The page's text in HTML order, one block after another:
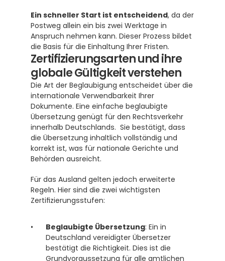
Ein schneller Start ist entscheidend, da der
Postweg allein ein bis zwei Werktage in
Anspruch nehmen kann. Dieser Prozess bildet
die Basis für die Einhaltung Ihrer Fristen.
Zertifizierungsarten und ihre
globale Gültigkeit verstehen
Die Art der Beglaubigung entscheidet über die
internationale Verwendbarkeit Ihrer
Dokumente. Eine einfache beglaubigte
Übersetzung genügt für den Rechtsverkehr
innerhalb Deutschlands.  Sie bestätigt, dass
die Übersetzung inhaltlich vollständig und
korrekt ist, was für nationale Gerichte und
Behörden ausreicht.
Für das Ausland gelten jedoch erweiterte
Regeln. Hier sind die zwei wichtigsten
Zertifizierungsstufen:
Beglaubigte Übersetzung: Ein in
Deutschland vereidigter Übersetzer
bestätigt die Richtigkeit. Dies ist die
Grundvoraussetzung für alle amtlichen